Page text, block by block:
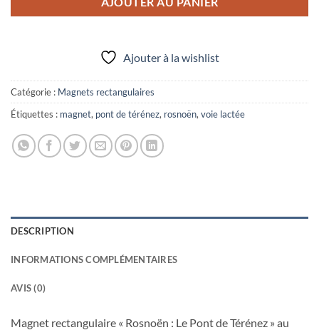
Ajouter à la wishlist
Catégorie : Magnets rectangulaires
Étiquettes : magnet, pont de térénez, rosnoën, voie lactée
DESCRIPTION
INFORMATIONS COMPLÉMENTAIRES
AVIS (0)
Magnet rectangulaire « Rosnoën : Le Pont de Térénez » au